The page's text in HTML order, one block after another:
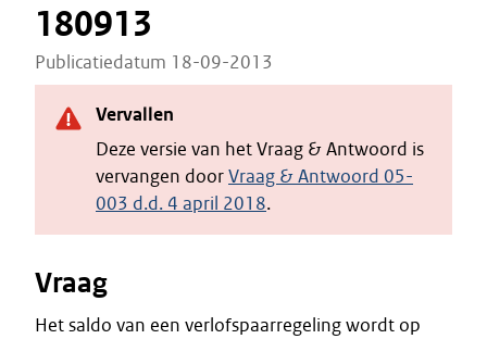
180913
Publicatiedatum 18-09-2013
Vervallen
Deze versie van het Vraag & Antwoord is
vervangen doorVraag & Antwoord 05-
003 d.d. 4 april 2018.
Vraag
Het saldo van een verlofspaarregeling wordt op